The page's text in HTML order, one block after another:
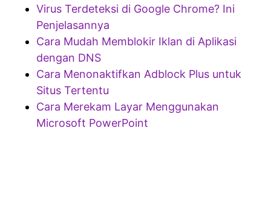
Virus Terdeteksi di Google Chrome? Ini
Penjelasannya
Cara Mudah Memblokir Iklan di Aplikasi
dengan DNS
Cara Menonaktifkan Adblock Plus untuk
Situs Tertentu
Cara Merekam Layar Menggunakan
Microsoft PowerPoint